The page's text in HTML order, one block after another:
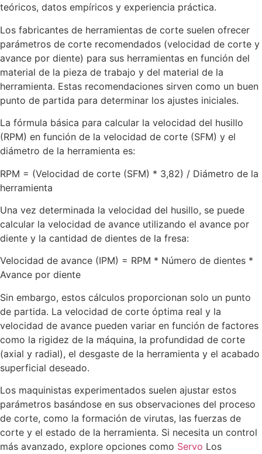
teóricos, datos empíricos y experiencia práctica.
Los fabricantes de herramientas de corte suelen ofrecer
parámetros de corte recomendados (velocidad de corte y
avance por diente) para sus herramientas en función del
material de la pieza de trabajo y del material de la
herramienta. Estas recomendaciones sirven como un buen
punto de partida para determinar los ajustes iniciales.
La fórmula básica para calcular la velocidad del husillo
(RPM) en función de la velocidad de corte (SFM) y el
diámetro de la herramienta es:
RPM = (Velocidad de corte (SFM) * 3,82) / Diámetro de la
herramienta
Una vez determinada la velocidad del husillo, se puede
calcular la velocidad de avance utilizando el avance por
diente y la cantidad de dientes de la fresa:
Velocidad de avance (IPM) = RPM * Número de dientes *
Avance por diente
Sin embargo, estos cálculos proporcionan solo un punto
de partida. La velocidad de corte óptima real y la
velocidad de avance pueden variar en función de factores
como la rigidez de la máquina, la profundidad de corte
(axial y radial), el desgaste de la herramienta y el acabado
superficial deseado.
Los maquinistas experimentados suelen ajustar estos
parámetros basándose en sus observaciones del proceso
de corte, como la formación de virutas, las fuerzas de
corte y el estado de la herramienta. Si necesita un control
más avanzado, explore opciones como Servo Los